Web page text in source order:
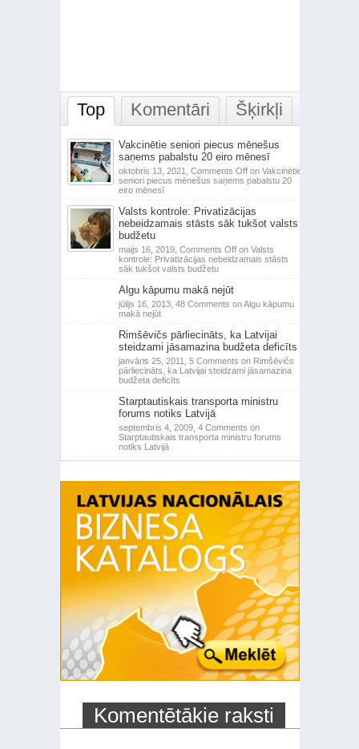
Top Komentāri Šķirkļi
Vakcinētie seniori piecus mēnešus
saņems pabalstu 20 eiro mēnesī
oktobris 13, 2021, Comments Offon Vakcinētie
seniori piecus mēnešus saņems pabalstu 20
eiro mēnesī
Valsts kontrole: Privatizācijas
nebeidzamais stāsts sāk tukšot valsts
budžetu
maijs 16, 2019, Comments Offon Valsts
kontrole: Privatizācijas nebeidzamais stāsts
sāk tukšot valsts budžetu
Algu kāpumu makā nejūt
jūlijs 16, 2013, 48 Comments on Algu kāpumu
makā nejūt
Rimšēvičs pārliecināts, ka Latvijai
steidzami jāsamazina budžeta deficīts
janvāris 25, 2011, 5 Comments on Rimšēvičs
pārliecināts, ka Latvijai steidzami jāsamazina
budžeta deficīts
Starptautiskais transporta ministru
forums notiks Latvijā
septembris 4, 2009, 4 Comments on
Starptautiskais transporta ministru forums
notiks Latvijā
Komentētākie raksti